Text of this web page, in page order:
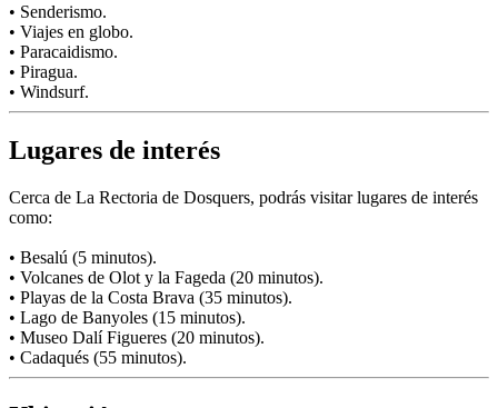
• Senderismo.
• Viajes en globo.
• Paracaidismo.
• Piragua.
• Windsurf.
Lugares de interés
Cerca de La Rectoria de Dosquers, podrás visitar lugares de interés
como:
• Besalú (5 minutos).
• Volcanes de Olot y la Fageda (20 minutos).
• Playas de la Costa Brava (35 minutos).
• Lago de Banyoles (15 minutos).
• Museo Dalí Figueres (20 minutos).
• Cadaqués (55 minutos).